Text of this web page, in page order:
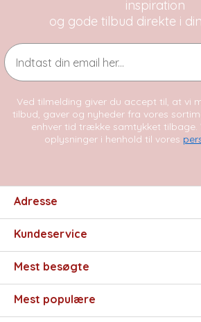
inspiration
og gode tilbud direkte i
Email
Ved tilmelding giver du accept til, at vi
tilbud, gaver og nyheder fra vores
enhver tid trække samtykket tilbage.
oplysninger i henhold til vores
Adresse
Kundeservice
Mest besøgte
Mest populære